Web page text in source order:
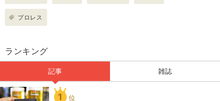
プロレス
ランキング
記事 雑誌
1 位